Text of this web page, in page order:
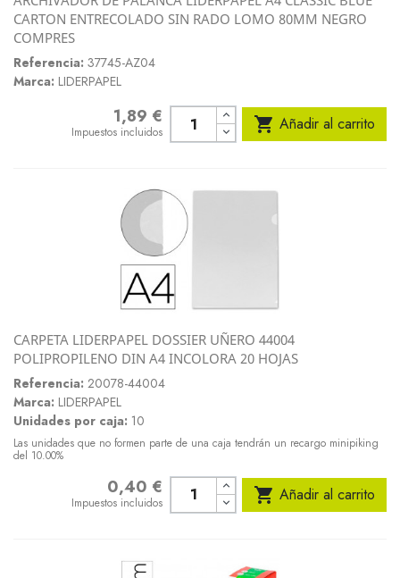
CARTON ENTRECOLADO SIN RADO LOMO 80MM NEGRO
COMPRES
Referencia: 37745-AZ04
Marca: LIDERPAPEL
1,89 €
Impuestos incluidos  Añadir al carrito
CARPETA LIDERPAPEL DOSSIER UÑERO 44004
POLIPROPILENO DIN A4 INCOLORA 20 HOJAS
Referencia: 20078-44004
Marca: LIDERPAPEL
Unidades por caja: 10
Las unidades que no formen parte de una caja tendrán un recargo minipiking
del 10.00%
0,40 €
Impuestos incluidos  Añadir al carrito